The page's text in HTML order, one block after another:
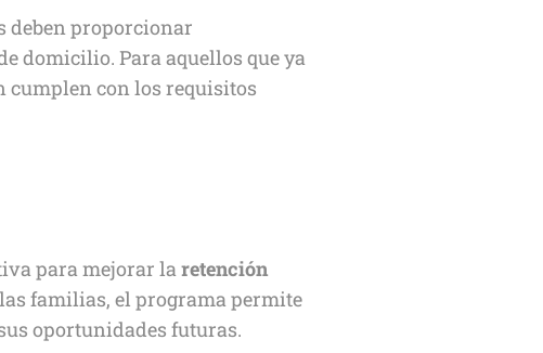
deben proporcionar
domicilio. Para aquellos que ya
cumplen con los requisitos
para mejorar laretención
familias, el programa permite
oportunidades futuras.